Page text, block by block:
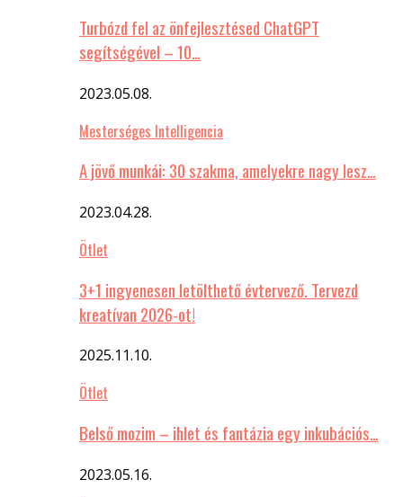
Turbózd fel az önfejlesztésed ChatGPT
segítségével – 10…
2023.05.08.
Mesterséges Intelligencia
A jövő munkái: 30 szakma, amelyekre nagy lesz…
2023.04.28.
Ötlet
3+1 ingyenesen letölthető évtervező. Tervezd
kreatívan 2026-ot!
2025.11.10.
Ötlet
Belső mozim – ihlet és fantázia egy inkubációs…
2023.05.16.